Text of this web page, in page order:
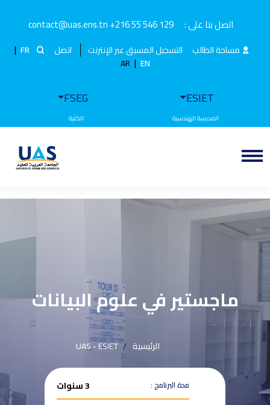
اتصل بنا على : +216 55 546 129
contact@uas.ens.tn
مساحة الطالب التسجيل المسبق عبر الإنترنت اتصل FR
|
EN
|
AR
ESIET
FSEG
ماجستير في علوم البيانات
الرئيسية UAS - ESIET
مدة البرنامج : 3 سنوات